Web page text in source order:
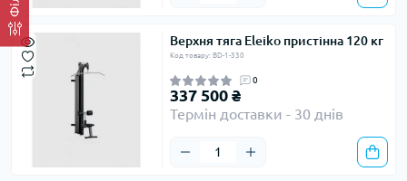
Верхня тяга Eleiko пристінна 120 кг
Код товару: BD-1-330
0
337 500 ₴
Термін доставки - 30 днів